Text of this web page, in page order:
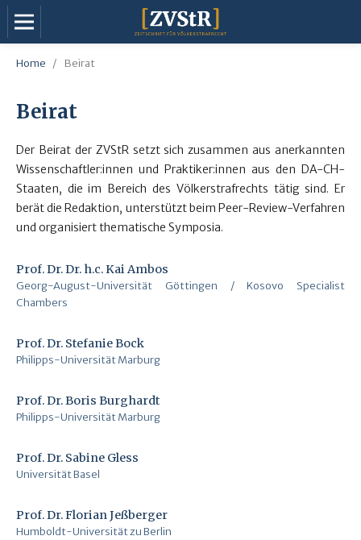
Home / Beirat
Beirat
Der Beirat der ZVStR setzt sich zusammen aus anerkannten
Wissenschaftler:innen und Praktiker:innen aus den DA-CH-
Staaten, die im Bereich des Völkerstrafrechts tätig sind. Er
berät die Redaktion, unterstützt beim Peer-Review-Verfahren
und organisiert thematische Symposia.
Prof. Dr. Dr. h.c. Kai Ambos
Georg-August-Universität Göttingen / Kosovo Specialist
Chambers
Prof. Dr. Stefanie Bock
Philipps-Universität Marburg
Prof. Dr. Boris Burghardt
Philipps-Universität Marburg
Prof. Dr. Sabine Gless
Universität Basel
Prof. Dr. Florian Jeßberger
Humboldt-Universität zu Berlin